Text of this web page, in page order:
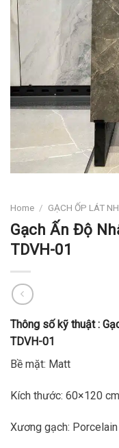
Home / GẠCH ỐP LÁT
Gạch Ấn Độ
TDVH-01
Thông số kỹ thuật :
TDVH-01
Bề mặt: Matt
Kích thước: 60×120 cm
Xương gạch: Porcelain